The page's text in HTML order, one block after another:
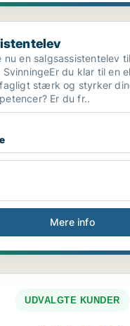
nu en salgsassistentelev
du klar til en
stærk og styrker
Er du fr..
Mere info
UDVALGTE KUNDER